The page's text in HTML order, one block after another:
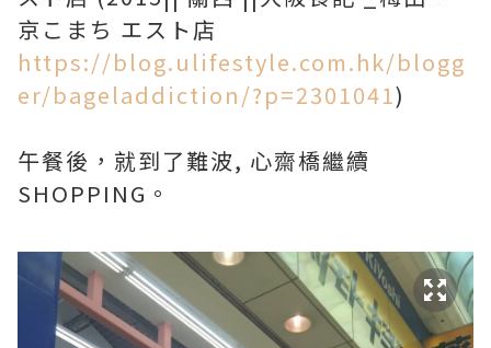
京こまち エスト店
https://blog.ulifestyle.com.hk/blogg
er/bageladdiction/?p=2301041)
午餐後，就到了難波, 心齋橋繼續
SHOPPING。